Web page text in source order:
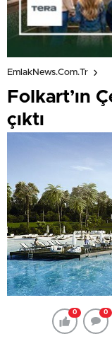
EmlakNews.com.tr
Folkart’ın
çıktı
0 0